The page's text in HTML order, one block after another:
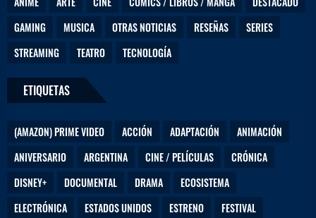
t
ó
GAMING
MUSICA OTRAS NOTICIAS RESEÑAS
SERIES
STREAMING
TEATRO TECNOLOGÍA
ETIQUETAS
(AMAZON) PRIME VIDEO ACCIÓN ADAPTACIÓN
ANIMACIÓN
ANIVERSARIO
ARGENTINA CINE / PELÍCULAS
CRÓNICA
DISNEY+
DOCUMENTAL DRAMA
ECOSISTEMA
ELECTRÓNICA
ESTADOS UNIDOS ESTRENO
FESTIVAL